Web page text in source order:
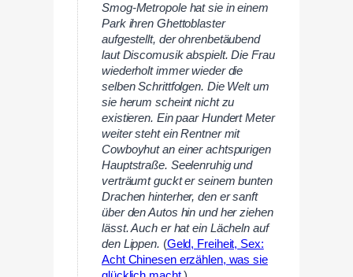
Smog-Metropole hat sie in einem
Park ihren Ghettoblaster
aufgestellt, der ohrenbetäubend
laut Discomusik abspielt. Die Frau
wiederholt immer wieder die
selben Schrittfolgen. Die Welt um
sie herum scheint nicht zu
existieren. Ein paar Hundert Meter
weiter steht ein Rentner mit
Cowboyhut an einer achtspurigen
Hauptstraße. Seelenruhig und
verträumt guckt er seinem bunten
Drachen hinterher, den er sanft
über den Autos hin und her ziehen
lässt. Auch er hat ein Lächeln auf
den Lippen. (Geld, Freiheit, Sex:
Acht Chinesen erzählen, was sie